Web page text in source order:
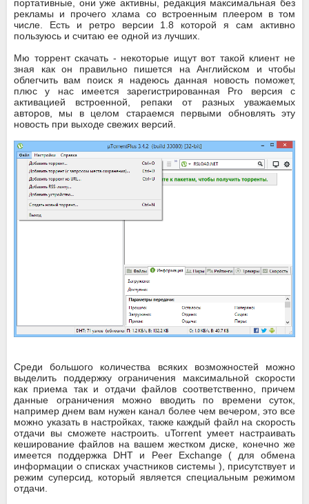
портативные, они уже активны, редакция максимальная без
рекламы и прочего хлама со встроенным плеером в том
числе. Есть и ретро версии 1.8 которой я сам активно
пользуюсь и считаю ее одной из лучших.
Мю торрент скачать - некоторые ищут вот такой клиент не
зная как он правильно пишется на Английском и чтобы
облегчить вам поиск я надеюсь данная новость поможет,
плюс у нас имеется зарегистрированная Pro версия с
активацией встроенной, репаки от разных уважаемых
авторов, мы в целом стараемся первыми обновлять эту
новость при выходе свежих версий.
Среди большого количества всяких возможностей можно
выделить поддержку ограничения максимальной скорости
как приема так и отдачи файлов соответственно, причем
данные ограничения можно вводить по времени суток,
например днем вам нужен канал более чем вечером, это все
можно указать в настройках, также каждый файл на скорость
отдачи вы сможете настроить. uTorrent умеет настраивать
кеширование файлов на вашем жестком диске, конечно же
имеется поддержка DHT и Peer Exchange ( для обмена
информации о списках участников системы ), присутствует и
режим суперсид, который является специальным режимом
отдачи.